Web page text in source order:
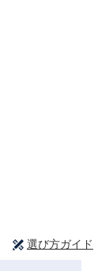
選び方ガイド